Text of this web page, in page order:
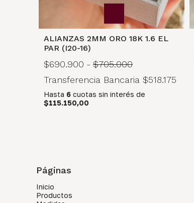
ALIANZAS 2MM ORO 18K 1.6 EL
PAR (I20-16)
$690.900 - $705.000
Transferencia Bancaria $518.175
Hasta 6 cuotas sin interés de
$115.150,00
Páginas
Inicio
Productos